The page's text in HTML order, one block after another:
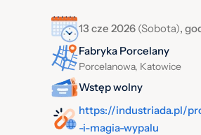
13 cze 2026 (Sobota),
Fabryka Porcelany
Porcelanowa, Katowice
Wstęp wolny
https://industriada.pl/
-i-magia-wypalu